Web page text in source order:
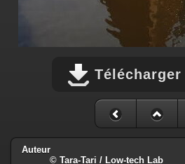
Auteur
© Tara-Tari / Low-tech Lab